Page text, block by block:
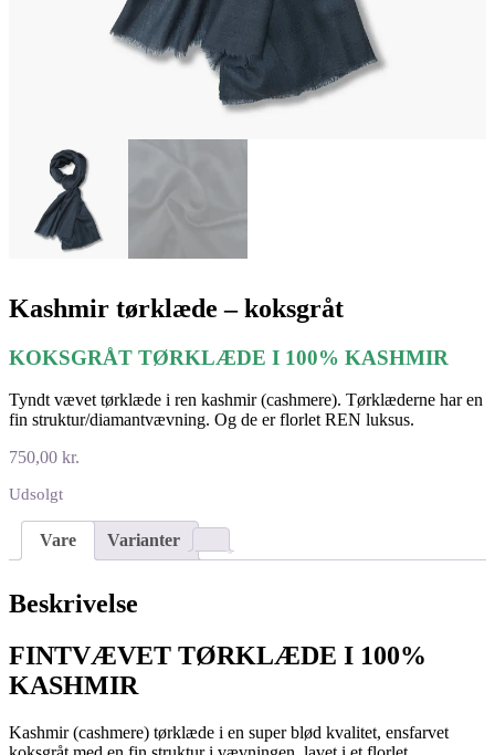
Kashmir tørklæde – koksgråt
KOKSGRÅT TØRKLÆDE I 100% KASHMIR
Tyndt vævet tørklæde i ren kashmir (cashmere). Tørklæderne har en
fin struktur/diamantvævning. Og de er florlet REN luksus.
750,00 kr.
Udsolgt
Vare Varianter
Beskrivelse
FINTVÆVET TØRKLÆDE I 100%
KASHMIR
Kashmir (cashmere) tørklæde i en super blød kvalitet, ensfarvet